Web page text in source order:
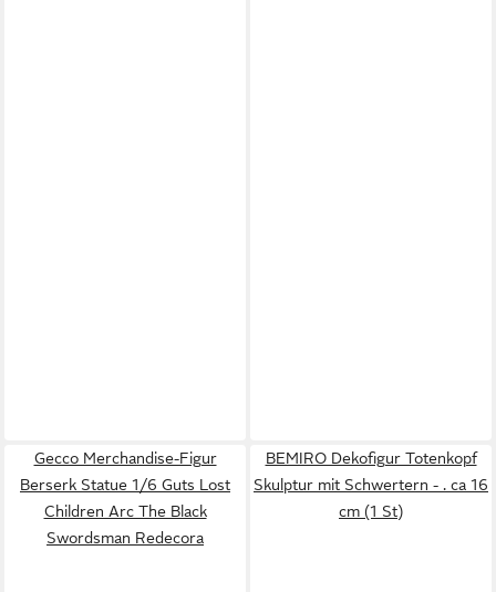
Gecco Merchandise-Figur
Berserk Statue 1/6 Guts Lost
Children Arc The Black
Swordsman Redecora
BEMIRO Dekofigur Totenkopf
Skulptur mit Schwertern - . ca 16
cm (1 St)